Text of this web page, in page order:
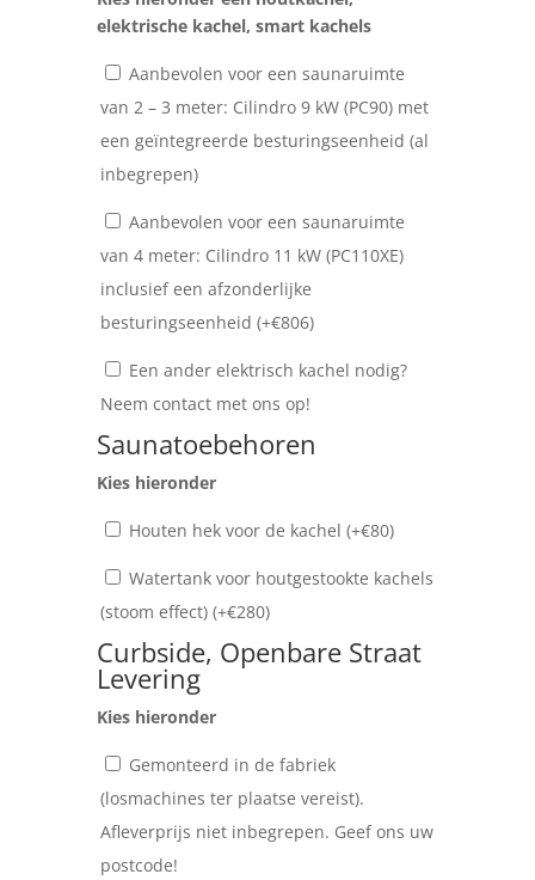
elektrische kachel, smart kachels
Aanbevolen voor een saunaruimte
van 2 – 3 meter: Cilindro 9 kW (PC90) met
een geïntegreerde besturingseenheid (al
inbegrepen)
Aanbevolen voor een saunaruimte
van 4 meter: Cilindro 11 kW (PC110XE)
inclusief een afzonderlijke
besturingseenheid (+€806)
Een ander elektrisch kachel nodig?
Neem contact met ons op!
Saunatoebehoren
Kies hieronder
Houten hek voor de kachel (+€80)
Watertank voor houtgestookte kachels
(stoom effect) (+€280)
Curbside, Openbare Straat
Levering
Kies hieronder
Gemonteerd in de fabriek
(losmachines ter plaatse vereist).
Afleverprijs niet inbegrepen. Geef ons uw
postcode!